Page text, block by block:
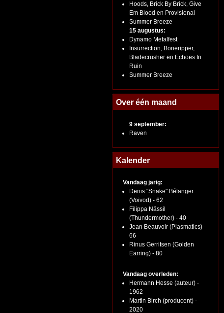
Hoods, Brick By Brick, Give
Em Blood en Provisional
Summer Breeze
15 augustus:
Dynamo Metalfest
Insurrection, Boneripper,
Bladecrusher en Echoes In
Ruin
Summer Breeze
Over één maand
9 september:
Raven
Kalender
Vandaag jarig:
Denis "Snake" Bélanger
(Voivod) - 62
Filippa Nässil
(Thundermother) - 40
Jean Beauvoir (Plasmatics) -
66
Rinus Gerritsen (Golden
Earring) - 80
Vandaag overleden:
Hermann Hesse (auteur) -
1962
Martin Birch (producent) -
2020